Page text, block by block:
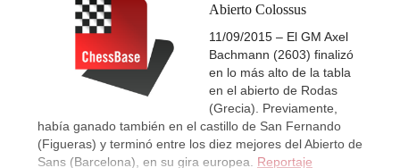
Abierto Colossus
11/09/2015 – El GM Axel
Bachmann (2603) finalizó
en lo más alto de la tabla
en el abierto de Rodas
(Grecia). Previamente,
había ganado también en el castillo de San Fernando
(Figueras) y terminó entre los diez mejores del Abierto de
Sans (Barcelona), en su gira europea. Reportaje